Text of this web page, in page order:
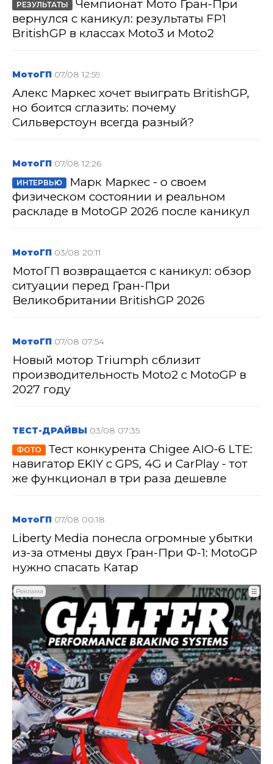
РЕЗУЛЬТАТЫ
Чемпионат Мото Гран-При
вернулся с каникул: результаты FP1
BritishGP в классах Moto3 и Moto2
МотоГП 07/08 12:59
Алекс Маркес хочет выиграть BritishGP,
но боится сглазить: почему
Сильверстоун всегда разный?
МотоГП 07/08 12:26
ИНТЕРВЬЮ
Марк Маркес - о своем
физическом состоянии и реальном
раскладе в MotoGP 2026 после каникул
МотоГП 03/08 20:11
МотоГП возвращается с каникул: обзор
ситуации перед Гран-При
Великобритании BritishGP 2026
МотоГП 07/08 07:54
Новый мотор Triumph сблизит
производительность Moto2 с MotoGP в
2027 году
ТЕСТ-ДРАЙВЫ 03/08 07:35
ФОТО
Тест конкурента Chigee AIO-6 LTE:
навигатор EKIY с GPS, 4G и CarPlay - тот
же функционал в три раза дешевле
МотоГП 07/08 00:18
Liberty Media понесла огромные убытки
из-за отмены двух Гран-При Ф-1: MotoGP
нужно спасать Катар
Реклама ☰